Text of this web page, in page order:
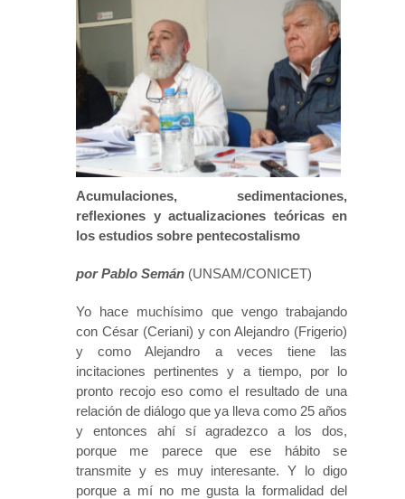
Acumulaciones, sedimentaciones,
reflexiones y actualizaciones teóricas en
los estudios sobre pentecostalismo
por Pablo Semán (UNSAM/CONICET)
Yo hace muchísimo que vengo trabajando
con César (Ceriani) y con Alejandro (Frigerio)
y como Alejandro a veces tiene las
incitaciones pertinentes y a tiempo, por lo
pronto recojo eso como el resultado de una
relación de diálogo que ya lleva como 25 años
y entonces ahí sí agradezco a los dos,
porque me parece que ese hábito se
transmite y es muy interesante. Y lo digo
porque a mí no me gusta la formalidad del